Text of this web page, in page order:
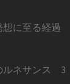
に至る経過
ルネサンス 3